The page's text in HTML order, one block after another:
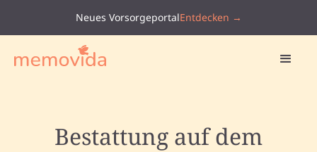
Neues VorsorgeportalEntdecken →
Bestattung auf dem